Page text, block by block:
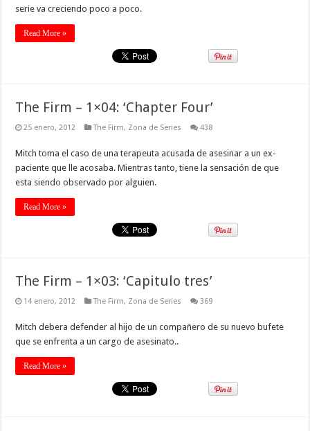
serie va creciendo poco a poco.
Read More »
The Firm – 1×04: ‘Chapter Four’
25 enero, 2012 The Firm, Zona de Series 438
Mitch toma el caso de una terapeuta acusada de asesinar a un ex-
paciente que lle acosaba. Mientras tanto, tiene la sensación de que
esta siendo observado por alguien.
Read More »
The Firm – 1×03: ‘Capitulo tres’
14 enero, 2012 The Firm, Zona de Series 369
Mitch debera defender al hijo de un compañero de su nuevo bufete
que se enfrenta a un cargo de asesinato..
Read More »